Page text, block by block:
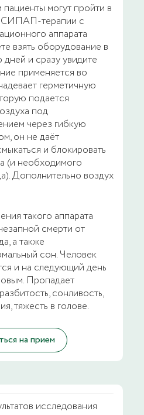
могут пройти в
СИПАП-терапии с
аппарата
взять оборудование в
и сразу увидите
применяется во
герметичную
подается
под
через гибкую
он не даёт
и блокировать
(и необходимого
Дополнительно воздух
такого аппарата
смерти от
а также
сон. Человек
и на следующий день
Пропадает
сонливость,
тяжесть в голове.
на прием
исследования